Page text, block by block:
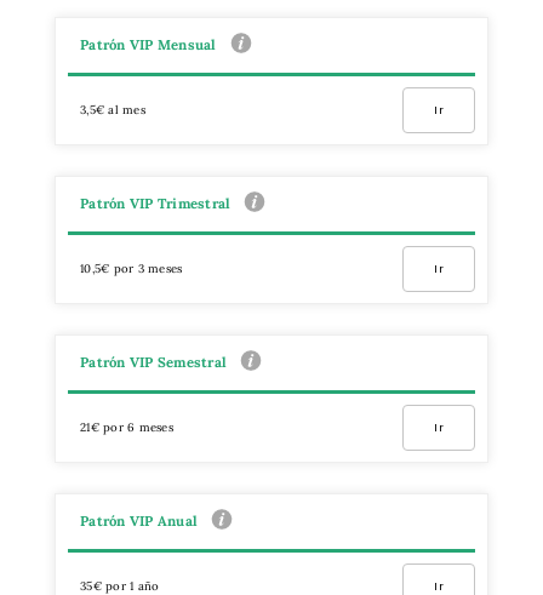
Patrón VIP Mensual
3,5€ al mes Ir
Patrón VIP Trimestral
10,5€ por 3 meses Ir
Patrón VIP Semestral
21€ por 6 meses Ir
Patrón VIP Anual
35€ por 1 año Ir